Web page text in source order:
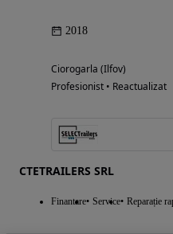
2018
Ciorogarla (Ilfov)
Profesionist • Reactualizat
CTETRAILERS SRL
Finantare Service Reparație